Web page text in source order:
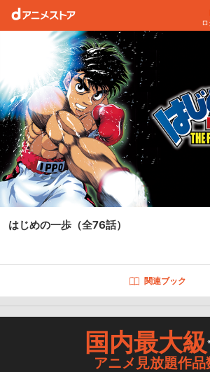
はじめの一歩 （全76話）
関連ブック
国内最大級
アニメ見放題作品